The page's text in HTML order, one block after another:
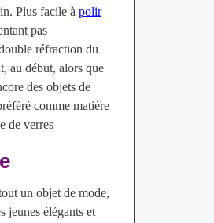
Plus facile à polir
pas
réfraction du
au début, alors que
des objets de
comme matière
de verres
un objet de mode,
jeunes élégants et